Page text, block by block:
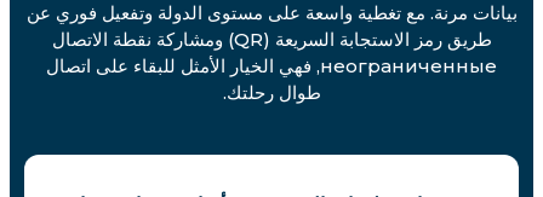
بيانات مرنة. مع تغطية واسعة على مستوى الدولة وتفعيل فوري عن
طريق رمز الاستجابة السريعة (QR) ومشاركة نقطة الاتصال
неограниченные, فهي الخيار الأمثل للبقاء على اتصال
طوال رحلتك.